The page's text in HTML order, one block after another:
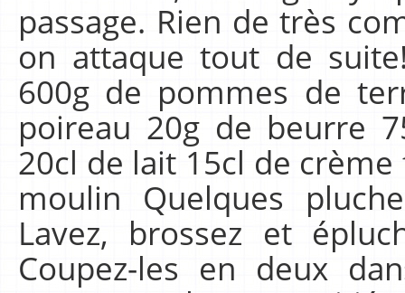
passage. Rien de très
on attaque tout de
600g de pommes de
poireau 20g de beurre
20cl de lait 15cl de
moulin Quelques
Lavez, brossez et
Coupez-les en deux